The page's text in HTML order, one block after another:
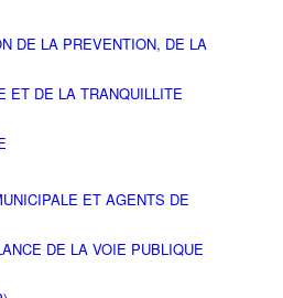
DE LA PREVENTION, DE LA
ET DE LA TRANQUILLITE
ET AGENTS DE
DE LA VOIE PUBLIQUE